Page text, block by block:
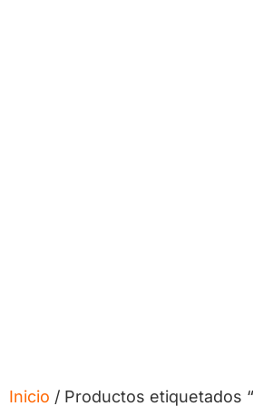
Inicio / Productos etiquetados